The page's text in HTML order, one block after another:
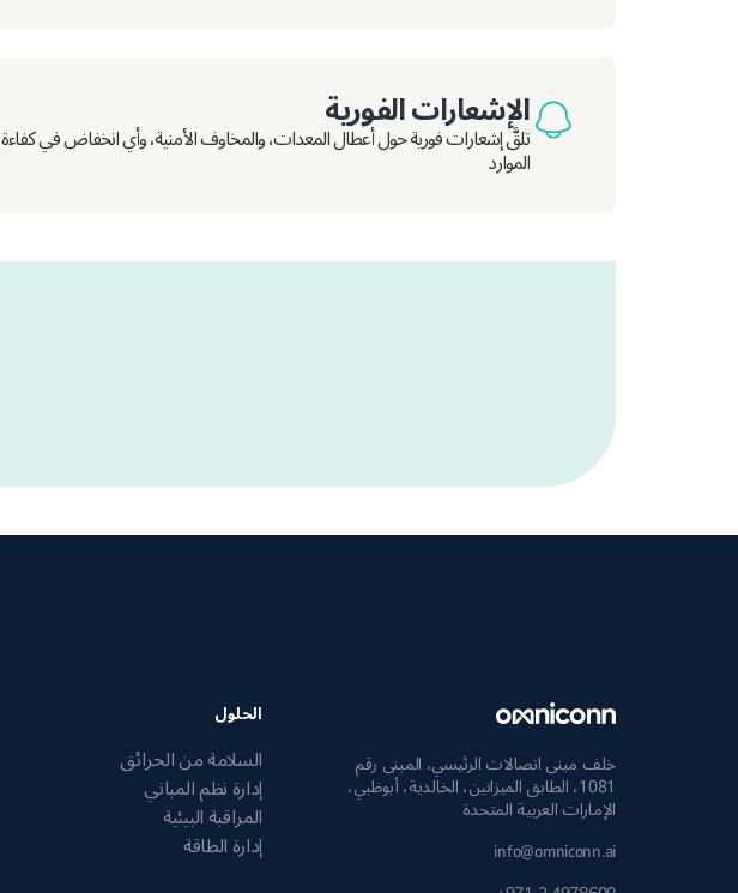
الإشعارات الفورية
تلقَّ إشعارات فورية حول أعطال المعدات، والمخاوف الأمنية، وأي انخفاض في كفاءة
الموارد
خلف مبنى اتصالات الرئيسي، المبنى رقم
1081، الطابق الميزانين، الخالدية، أبوظبي،
الإمارات العربية المتحدة
info@omniconn.ai
الحلول
السلامة من الحرائق
إدارة نظم المباني
المراقبة البيئية
إدارة الطاقة